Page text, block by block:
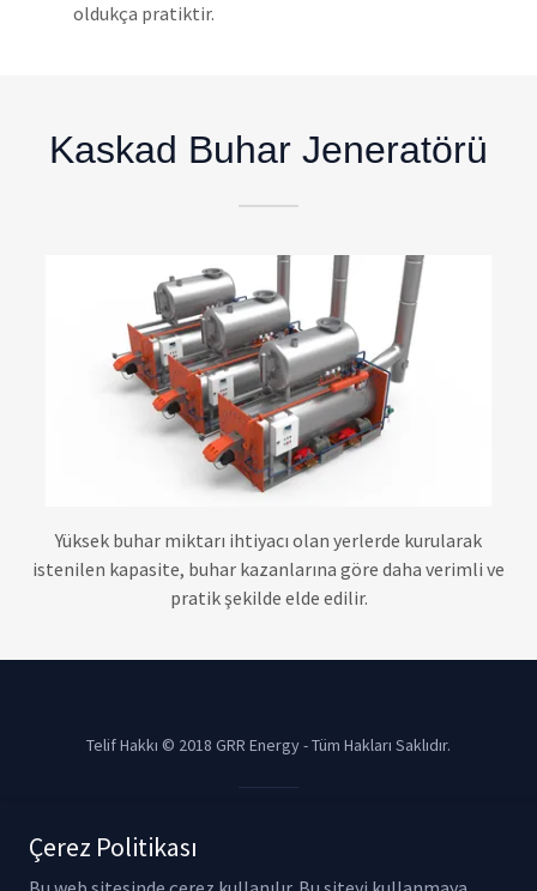
oldukça pratiktir.
Kaskad Buhar Jeneratörü
Yüksek buhar miktarı ihtiyacı olan yerlerde kurularak
istenilen kapasite, buhar kazanlarına göre daha verimli ve
pratik şekilde elde edilir.
Telif Hakkı © 2018 GRR Energy - Tüm Hakları Saklıdır.
Çerez Politikası